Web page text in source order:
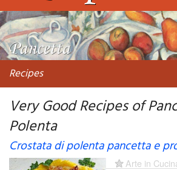
Recipes
Very Good Recipes of
Polenta
Crostata di polenta pancetta e
Arte in